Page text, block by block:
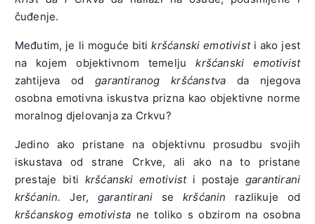
čuđenje.
Međutim, je li moguće bitikršćanski emotivisti ako jest
na kojem objektivnom temeljukršćanski emotivist
zahtijeva odgarantiranog kršćanstva da njegova
osobna emotivna iskustva prizna kao objektivne norme
moralnog djelovanja za Crkvu?
Jedino ako pristane na objektivnu prosudbu svojih
iskustava od strane Crkve, ali ako na to pristane
prestaje biti kršćanski emotivisti postaje garantirani
kršćanin. Jer, garantirani se kršćanin razlikuje od
kršćanskog emotivista ne toliko s obzirom na osobna